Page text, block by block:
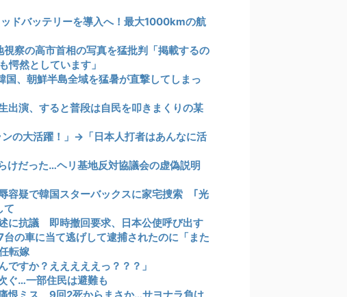
ドバッテリーを導入へ！最大1000kmの航
視察の高市首相の写真を猛批判「掲載するの
愕然としています」
、朝鮮半島全域を猛暑が直撃してしまっ
出演、すると普段は自民を叩きまくりの某
の大活躍！」→「日本人打者はあんなに活
けだった…ヘリ基地反対協議会の虚偽説明
疑で韓国スターバックスに家宅捜索 ｢光
て
に抗議 即時撤回要求、日本公使呼び出す
の車に当て逃げして逮捕されたのに「また
転嫁
すか？えええええっ？？？」
ぐ…一部住民は避難も